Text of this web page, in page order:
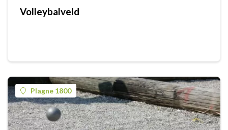
Volleybalveld
Plagne 1800